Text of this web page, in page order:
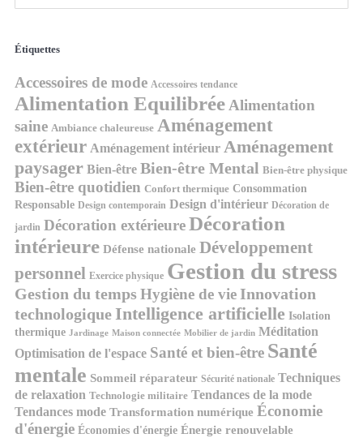
Étiquettes
Accessoires de mode Accessoires tendance
Alimentation Equilibrée Alimentation
saine Ambiance chaleureuse Aménagement
extérieur Aménagement intérieur Aménagement
paysager Bien-être Bien-être Mental Bien-être physique
Bien-être quotidien Confort thermique Consommation
Responsable Design contemporain Design d'intérieur Décoration de
jardin Décoration extérieureDécoration
intérieure Défense nationale Développement
personnel Exercice physique Gestion du stress
Gestion du temps Hygiène de vie Innovation
technologique Intelligence artificielle Isolation
thermique Jardinage Maison connectée Mobilier de jardin Méditation
Optimisation de l'espace Santé et bien-être Santé
mentale Sommeil réparateur Sécurité nationale Techniques
de relaxation Technologie militaire Tendances de la mode
Tendances mode Transformation numérique Économie
d'énergie Économies d'énergie Énergie renouvelable